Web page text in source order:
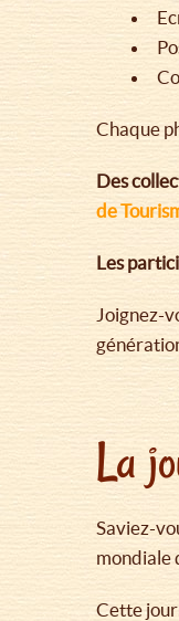
Chaque
Des
de
Les
Joignez-
La
Saviez-
mondiale
Cette